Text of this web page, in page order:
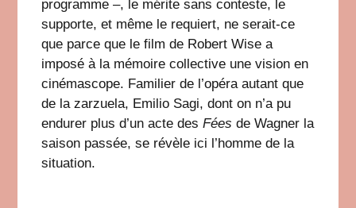
programme –, le mérite sans conteste, le
supporte, et même le requiert, ne serait-ce
que parce que le film de Robert Wise a
imposé à la mémoire collective une vision en
cinémascope. Familier de l’opéra autant que
de la zarzuela, Emilio Sagi, dont on n’a pu
endurer plus d’un acte desFées de Wagner la
saison passée, se révèle ici l’homme de la
situation.